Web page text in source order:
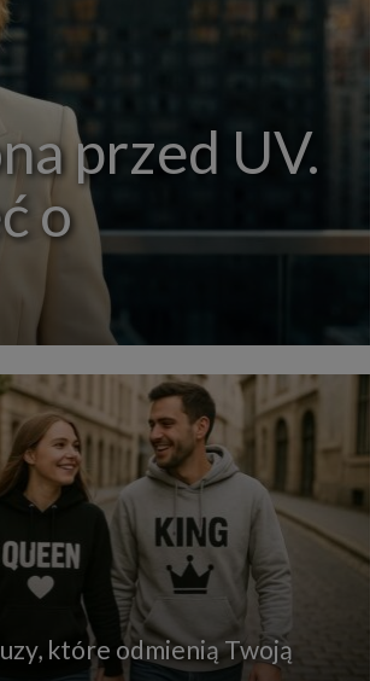
przed UV.
o
które odmienią Twoją